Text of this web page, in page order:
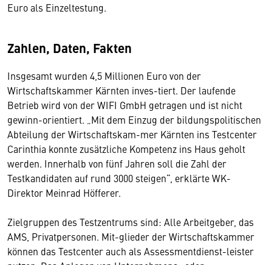
Euro als Einzeltestung.
Zahlen, Daten, Fakten
Insgesamt wurden 4,5 Millionen Euro von der
Wirtschaftskammer Kärnten inves-tiert. Der laufende
Betrieb wird von der WIFI GmbH getragen und ist nicht
gewinn-orientiert. „Mit dem Einzug der bildungspolitischen
Abteilung der Wirtschaftskam-mer Kärnten ins Testcenter
Carinthia konnte zusätzliche Kompetenz ins Haus geholt
werden. Innerhalb von fünf Jahren soll die Zahl der
Testkandidaten auf rund 3000 steigen“, erklärte WK-
Direktor Meinrad Höfferer.
Zielgruppen des Testzentrums sind: Alle Arbeitgeber, das
AMS, Privatpersonen. Mit-glieder der Wirtschaftskammer
können das Testcenter auch als Assessmentdienst-leister